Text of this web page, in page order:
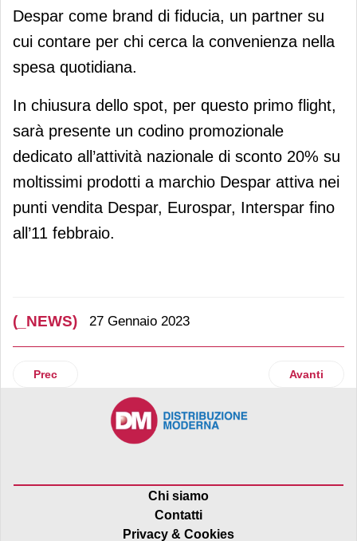
Despar come brand di fiducia, un partner su
cui contare per chi cerca la convenienza nella
spesa quotidiana.
In chiusura dello spot, per questo primo flight,
sarà presente un codino promozionale
dedicato all’attività nazionale di sconto 20% su
moltissimi prodotti a marchio Despar attiva nei
punti vendita Despar, Eurospar, Interspar fino
all’11 febbraio.
(_NEWS) 27 Gennaio 2023
Articolo precedente: Penny, nuovo polo logistico a
Prec Articolo
Avanti
Chi siamo
Contatti
Privacy & Cookies